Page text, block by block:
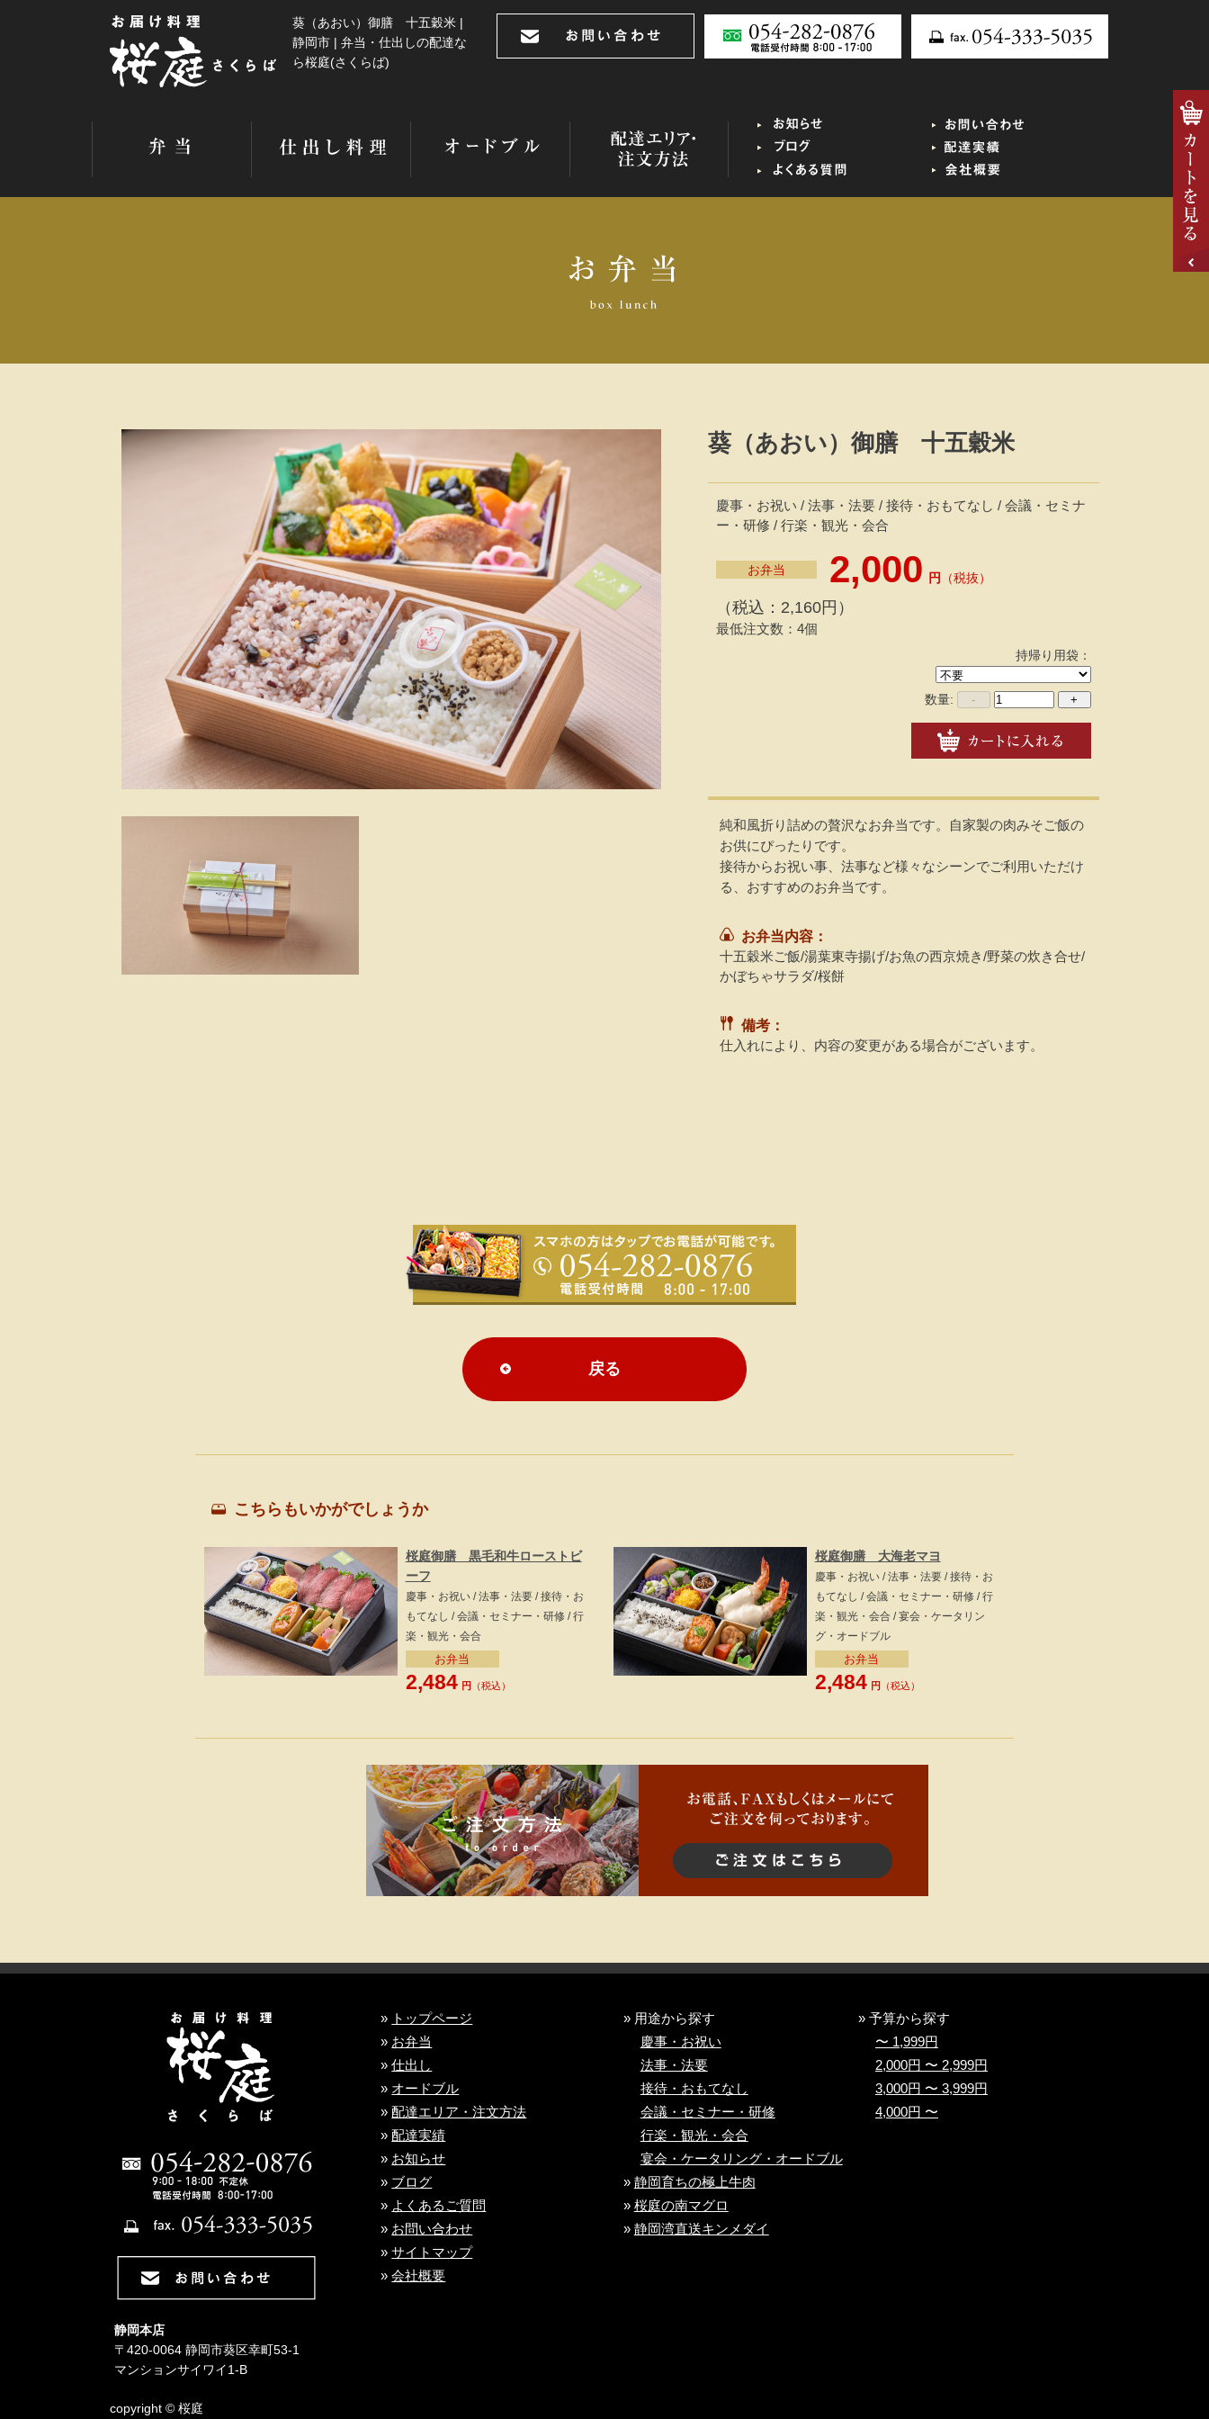
葵（あおい）御膳 十五穀米 |
静岡市 | 弁当・仕出しの配達な
ら桜庭(さくらば)
葵（あおい）御膳 十五穀米
慶事・お祝い / 法事・法要 / 接待・おもてなし / 会議・セミナ
ー・研修 / 行楽・観光・会合
お弁当 2,000 円 （税抜）
（税込：2,160円）
最低注文数：4個
持帰り用袋：
数量: - +
純和風折り詰めの贅沢なお弁当です。自家製の肉みそご飯の
お供にぴったりです。
接待からお祝い事、法事など様々なシーンでご利用いただけ
る、おすすめのお弁当です。
お弁当内容：
十五穀米ご飯/湯葉東寺揚げ/お魚の西京焼き/野菜の炊き合せ/
かぼちゃサラダ/桜餅
備考：
仕入れにより、内容の変更がある場合がございます。
戻る
こちらもいかがでしょうか
桜庭御膳 黒毛和牛ローストビ
ーフ
慶事・お祝い / 法事・法要 / 接待・お
もてなし / 会議・セミナー・研修 / 行
楽・観光・会合
お弁当
2,484 円 （税込）
桜庭御膳 大海老マヨ
慶事・お祝い / 法事・法要 / 接待・お
もてなし / 会議・セミナー・研修 / 行
楽・観光・会合 / 宴会・ケータリン
グ・オードブル
お弁当
2,484 円 （税込）
» トップページ
» お弁当
»仕出し
» オードブル
» 配達エリア・注文方法
» 配達実績
» お知らせ
» ブログ
» よくあるご質問
» お問い合わせ
»サイトマップ
»会社概要
» 用途から探す
慶事・お祝い
法事・法要
接待・おもてなし
会議・セミナー・研修
行楽・観光・会合
宴会・ケータリング・ オードブル
» 静岡育ちの極上牛肉
» 桜庭の南マグロ
» 静岡湾直送キンメダイ
» 予算から探す
〜 1,999円
2,000円 〜 2,999円
3,000円 〜 3,999円
4,000円 〜
静岡本店
〒420-0064 静岡市葵区幸町53-1
マンションサイワイ1-B
copyright © 桜庭